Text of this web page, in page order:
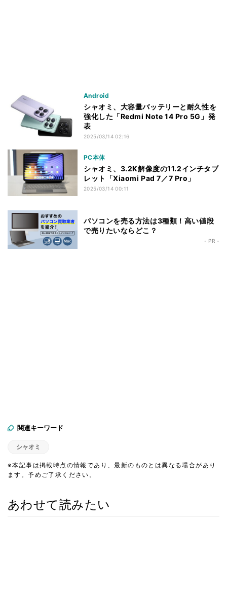
Android
シャオミ、大容量バッテリーと耐久性を
強化した「Redmi Note 14 Pro 5G」発
表
2025/03/14 02:16
PC本体
シャオミ、3.2K解像度の11.2インチタブ
レット「Xiaomi Pad 7／7 Pro」
2025/03/14 00:11
パソコンを売る方法は3種類！高い値段
で売りたいならどこ？
- PR -
関連キーワード
シャオミ
※本記事は掲載時点の情報であり、最新のものとは異なる場合があり
ます。予めご了承ください。
あわせて読みたい